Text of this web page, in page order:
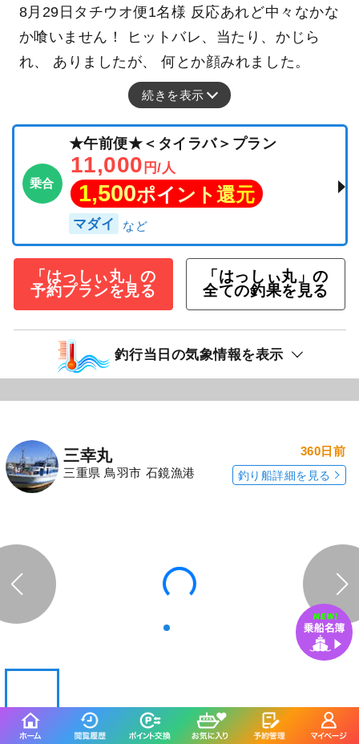
釣行日：2025年8月29日（金）小潮
タチウオ 101cm 合計1匹
8月29日タチウオ便1名様 反応あれど中々なかな
れ、 ありましたが、 何とか顔みれました。
続きを表示
乗合
11,000
1,500ポイント還元
「はっしぃ丸」の
予約プランを見る
「はっしぃ丸」の
全ての釣果を見る
三幸丸 360日前